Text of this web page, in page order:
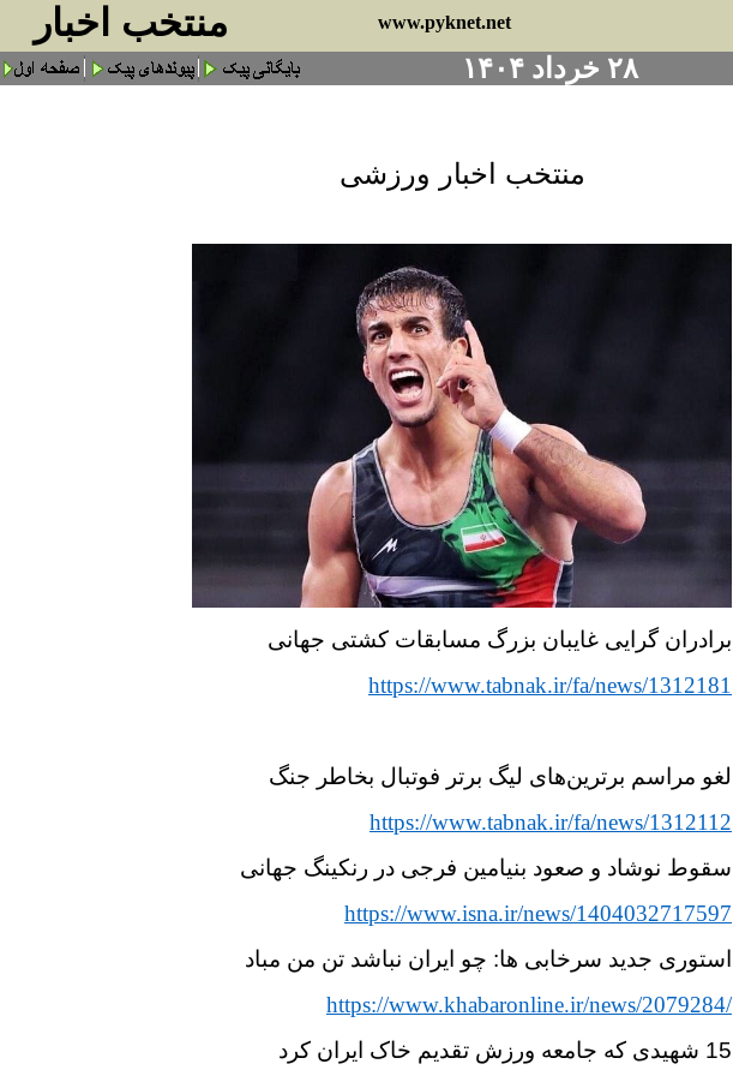
منتخب اخبار www.pyknet.net
۲۸ خرداد ۱۴۰۴
منتخب اخبار ورزشی
برادران گرایی غایبان بزرگ مسابقات کشتی جهانی
https://www.tabnak.ir/fa/news/1312181
لغو مراسم برترین‌های لیگ برتر فوتبال بخاطر جنگ
https://www.tabnak.ir/fa/news/1312112
سقوط نوشاد و صعود بنیامین فرجی در رنکینگ جهانی
https://www.isna.ir/news/1404032717597
استوری جدید سرخابی ها: چو ایران نباشد تن من مباد
https://www.khabaronline.ir/news/2079284/
15 شهیدی که جامعه ورزش تقدیم خاک ایران کرد